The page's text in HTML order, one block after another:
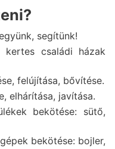
segítünk!
kertes családi házak
felújítása, bővítése.
elhárítása, javítása.
bekötése: sütő,
bekötése: bojler,